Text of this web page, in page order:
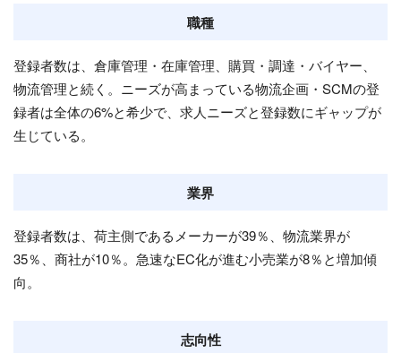
職種
登録者数は、倉庫管理・在庫管理、購買・調達・バイヤー、
物流管理と続く。ニーズが高まっている物流企画・SCMの登
録者は全体の6%と希少で、求人ニーズと登録数にギャップが
生じている。
業界
登録者数は、荷主側であるメーカーが39％、物流業界が
35％、商社が10％。急速なEC化が進む小売業が8％と増加傾
向。
志向性